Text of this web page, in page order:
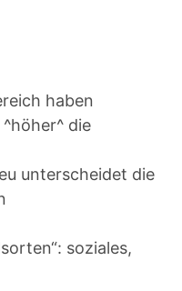
haben
die
unterscheidet die
soziales,